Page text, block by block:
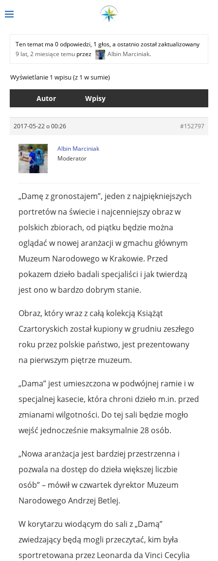
Ten temat ma 0 odpowiedzi, 1 głos, a ostatnio został zaktualizowany
9 lat, 2 miesiące temu przez Albin Marciniak.
Wyświetlanie 1 wpisu (z 1 w sumie)
Autor Wpisy
2017-05-22 o 00:26 #152797
Albin Marciniak
Moderator
„Damę z gronostajem”, jeden z najpiękniejszych
portretów na świecie i najcenniejszy obraz w
polskich zbiorach, od piątku będzie można
oglądać w nowej aranżacji w gmachu głównym
Muzeum Narodowego w Krakowie. Przed
pokazem dzieło badali specjaliści i jak twierdzą
jest ono w bardzo dobrym stanie.
Obraz, który wraz z całą kolekcją Książąt
Czartoryskich został kupiony w grudniu zeszłego
roku przez polskie państwo, jest prezentowany
na pierwszym piętrze muzeum.
„Dama” jest umieszczona w podwójnej ramie i w
specjalnej kasecie, która chroni dzieło m.in. przed
zmianami wilgotności. Do tej sali będzie mogło
wejść jednocześnie maksymalnie 28 osób.
„Nowa aranżacja jest bardziej przestrzenna i
pozwala na dostęp do dzieła większej liczbie
osób” – mówił w czwartek dyrektor Muzeum
Narodowego Andrzej Betlej.
W korytarzu wiodącym do sali z „Damą”
zwiedzający będą mogli przeczytać, kim była
sportretowana przez Leonarda da Vinci Cecylia